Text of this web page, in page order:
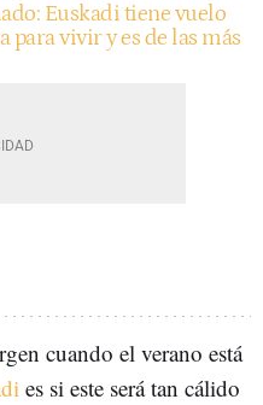
Euskadi tiene vuelo
vivir y es de las más
cuando el verano está
es si este será tan cálido